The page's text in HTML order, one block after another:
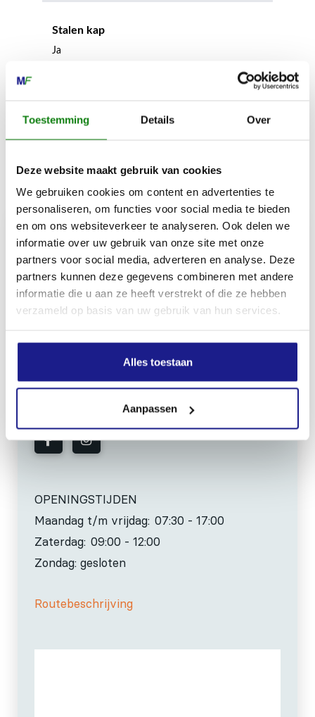
Toestemming Details Over
Deze website maakt gebruik van cookies
We gebruiken cookies om content en advertenties te
personaliseren, om functies voor social media te bieden
en om ons websiteverkeer te analyseren. Ook delen we
informatie over uw gebruik van onze site met onze
partners voor social media, adverteren en analyse. Deze
partners kunnen deze gegevens combineren met andere
informatie die u aan ze heeft verstrekt of die ze hebben
verzameld op basis van uw gebruik van hun services.
Alles toestaan
Aanpassen
Stalen kap
Ja
Ja
Inhoud door
MECHANISATIE FRANEKER
Kiehoek 26
8801 RD Franeker
OPENINGSTIJDEN
Maandag t/m vrijdag: 07:30 - 17:00
Zaterdag: 09:00 - 12:00
Zondag: gesloten
Routebeschrijving